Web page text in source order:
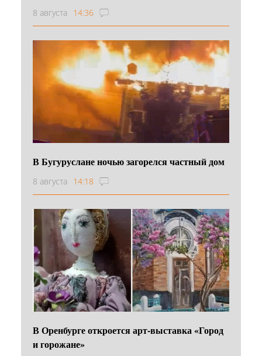
8 августа 14:36
В Бугуруслане ночью загорелся частный дом
8 августа 14:18
В Оренбурге откроется арт-выставка «Город
и горожане»